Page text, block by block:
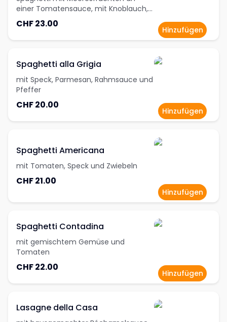
einer Tomatensauce, mit Knoblauch,
frischen Cherry-Tomaten, Weisswein
und Dill
CHF 23.00
Hinzufügen
Spaghetti alla Grigia
mit Speck, Parmesan, Rahmsauce und
Pfeffer
CHF 20.00
Hinzufügen
Spaghetti Americana
mit Tomaten, Speck und Zwiebeln
CHF 21.00
Hinzufügen
Spaghetti Contadina
mit gemischtem Gemüse und
Tomaten
CHF 22.00
Hinzufügen
Lasagne della Casa